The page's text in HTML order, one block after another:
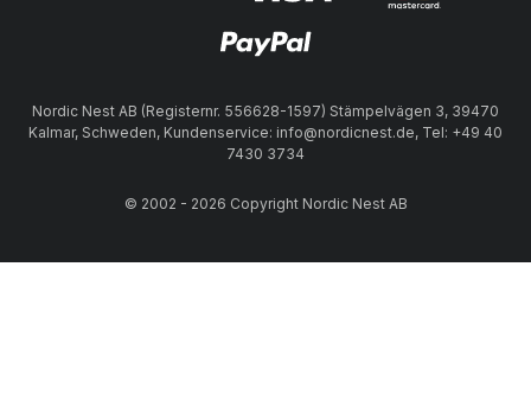
Nordic Nest AB (Registernr. 556628-1597) Stämpelvägen 3, 39470
Kalmar, Schweden, Kundenservice: info@nordicnest.de, Tel: +49 40
7430 3734
© 2002 - 2026 Copyright Nordic Nest AB